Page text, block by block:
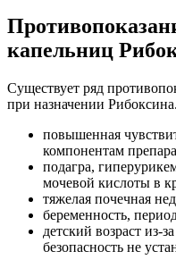
капельниц
Существует ряд
при назначении
повышенная
компонентам
подагра,
мочевой кислоты в
тяжелая почечная
беременность,
детский возраст из-
безопасность не